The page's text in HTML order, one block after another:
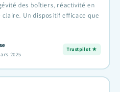
des boîtiers, réactivité en
Un dispositif efficace que
2025
Trustpilot ★